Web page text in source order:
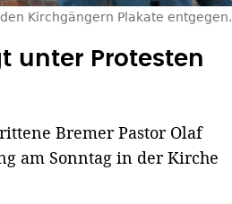
Kirchgängern Plakate entgegen.
unter Protesten
Bremer Pastor Olaf
am Sonntag in der Kirche